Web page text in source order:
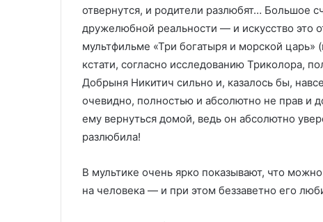
отвернутся, и родители разлюбят… Большое
дружелюбной реальности — и искусство это
мультфильме «Три богатыря и морской
кстати, согласно исследованию Триколора,
Добрыня Никитич сильно и, казалось бы,
очевидно, полностью и абсолютно не прав и
ему вернуться домой, ведь он абсолютно
разлюбила!
В мультике очень ярко показывают, что
на человека — и при этом беззаветно его